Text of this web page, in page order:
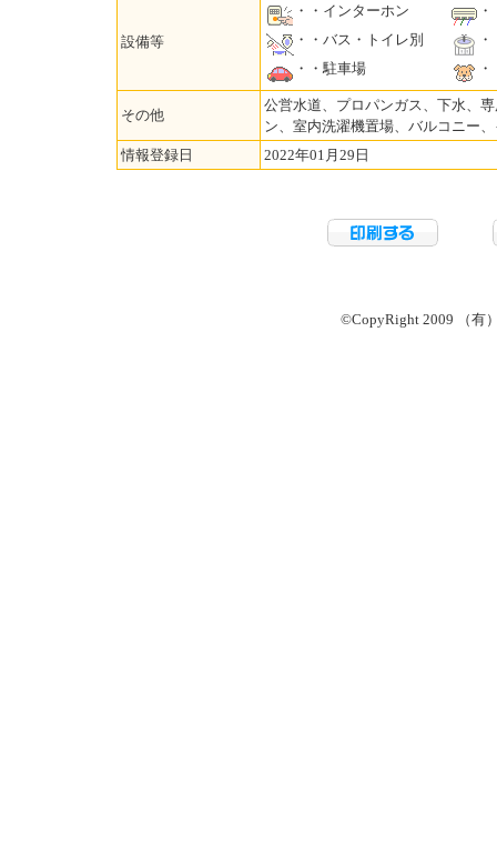
設備等
・・インターホン
・・バス・トイレ別
・・駐車場
その他
公営水道、プロパンガス、下水、
ン、室内洗濯機置場、バルコニー
情報登録日
2022年01月29日
©CopyRight 2009 （有